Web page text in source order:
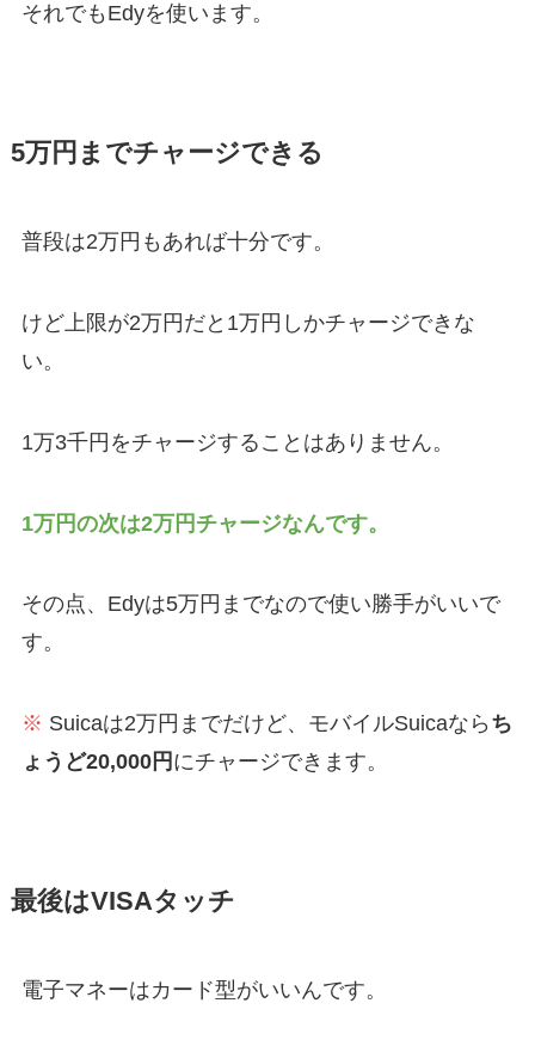
それでもEdyを使います。
5万円までチャージできる
普段は2万円もあれば十分です。
けど上限が2万円だと1万円しかチャージできな
い。
1万3千円をチャージすることはありません。
1万円の次は2万円チャージなんです。
その点、Edyは5万円までなので使い勝手がいいで
す。
※ Suicaは2万円までだけど、モバイルSuicaなら ち
ょうど20,000円 にチャージできます。
最後はVISAタッチ
電子マネーはカード型がいいんです。